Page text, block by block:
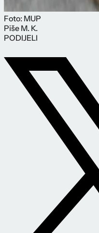
Foto: MUP
Piše M. K.
PODIJELI